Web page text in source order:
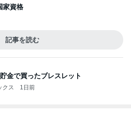
家資格
記事を読む
金で買ったブレスレット
クス 1日前